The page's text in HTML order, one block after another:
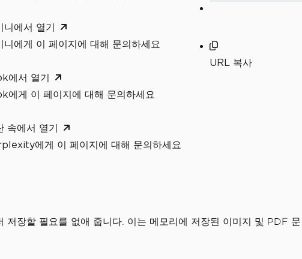
니에서 열기
니에게 이 페이지에 대해 문의하세요
에서 열기
에게 이 페이지에 대해 문의하세요
속에서 열기
에게 이 페이지에 대해 문의하세요
URL 복사
저장할 필요를 없애 줍니다. 이는 메모리에 저장된 이미지 및 PDF 문